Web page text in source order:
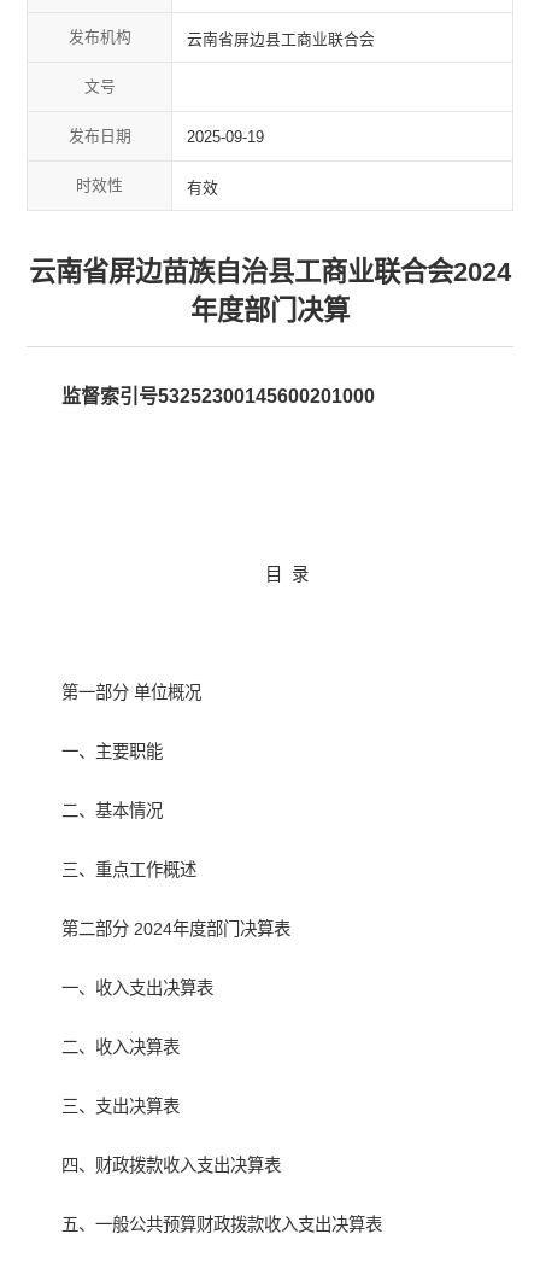
发布机构 云南省屏边县工商业联合会
文号
发布日期 2025-09-19
时效性 有效
云南省屏边苗族自治县工商业联合会2024
年度部门决算
监督索引号53252300145600201000
目 录
第一部分 单位概况
一、主要职能
二、基本情况
三、重点工作概述
第二部分 2024年度部门决算表
一、收入支出决算表
二、收入决算表
三、支出决算表
四、财政拨款收入支出决算表
五、一般公共预算财政拨款收入支出决算表